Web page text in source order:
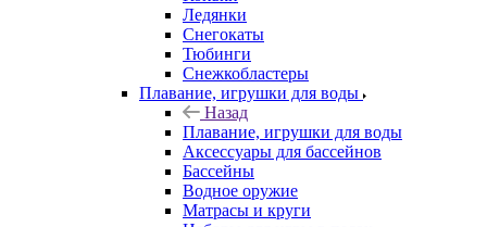
Ледянки
Снегокаты
Тюбинги
Снежкобластеры
Плавание, игрушки для воды
Назад
Плавание, игрушки для воды
Аксессуары для бассейнов
Бассейны
Водное оружие
Матрасы и круги